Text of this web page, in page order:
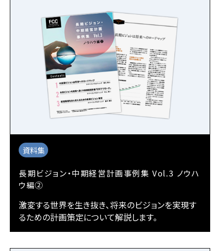
資料集
長期ビジョン・中期経営計画事例集 Vol.3 ノウハ
ウ編②
激変する世界を生き抜き、将来のビジョンを実現す
るための計画策定について解説します。